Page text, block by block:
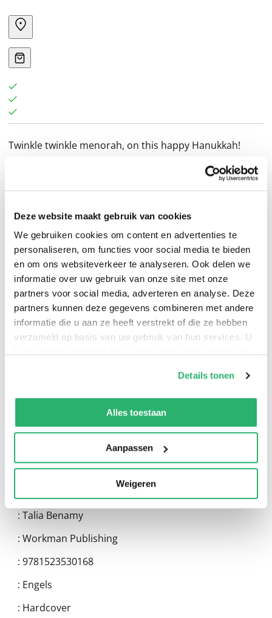
Deze website maakt gebruik van cookies
We gebruiken cookies om content en advertenties te
personaliseren, om functies voor social media te bieden
en om ons websiteverkeer te analyseren. Ook delen we
informatie over uw gebruik van onze site met onze
partners voor social media, adverteren en analyse. Deze
partners kunnen deze gegevens combineren met andere
informatie die u aan ze heeft verstrekt of die ze hebben
verzameld op basis van uw gebruik van hun services. U
kunnen ontvangen en verwerken.
Details tonen
Alles toestaan
Aanpassen
Weigeren
Twinkle twinkle menorah, on this happy Hanukkah!
Celebrate the many traditions of the Festival of Lights in
this engaging and beautiful picture-book "sing-aloud"
0|0
: Talia Benamy
: Workman Publishing
: 9781523530168
: Engels
: Hardcover